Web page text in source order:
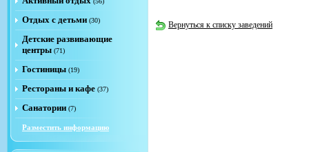
Отдых с детьми (30)
Детские развивающие
центры (71)
Гостиницы (19)
Рестораны и кафе (37)
Санатории (7)
Разместить информацию
Вернуться к списку заведений